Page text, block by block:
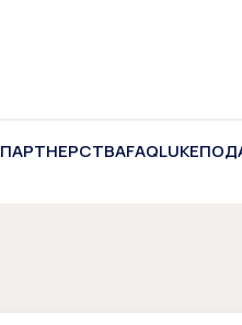
ПАРТНЕРСТВАFAQLUKE